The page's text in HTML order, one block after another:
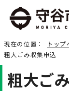
現在の位置： トップ
粗大ごみ収集申込
粗大ご